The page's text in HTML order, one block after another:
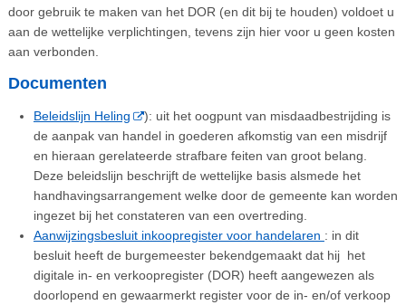
door gebruik te maken van het DOR (en dit bij te houden) voldoet u
aan de wettelijke verplichtingen, tevens zijn hier voor u geen kosten
aan verbonden.
Documenten
Beleidslijn Heling
): uit het oogpunt van misdaadbestrijding is
de aanpak van handel in goederen afkomstig van een misdrijf
en hieraan gerelateerde strafbare feiten van groot belang.
Deze beleidslijn beschrijft de wettelijke basis alsmede het
handhavingsarrangement welke door de gemeente kan worden
ingezet bij het constateren van een overtreding.
Aanwijzingsbesluit inkoopregister voor handelaren : in dit
besluit heeft de burgemeester bekendgemaakt dat hij het
digitale in- en verkoopregister (DOR) heeft aangewezen als
doorlopend en gewaarmerkt register voor de in- en/of verkoop